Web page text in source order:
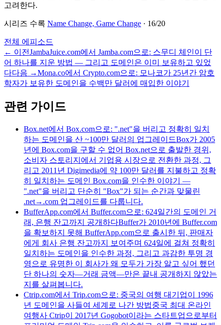
고려한다.
시리즈 수록 Name Change, Game Change · 16/20
전체 에피소드
← 이전JambaJuice.com에서 Jamba.com으로: 스무디 체인이 단
어 하나를 지운 방법 — 그리고 도메인은 이미 보유하고 있었
다다음 →Mona.co에서 Crypto.com으로: 모나코가 25년간 암호
학자가 보유한 도메인을 수백만 달러에 매입한 이야기
관련 가이드
Box.net에서 Box.com으로: ".net"을 버리고 정확히 일치
하는 도메인을 산 ~100만 달러의 업그레이드Box가 2005
년에 Box.com을 구할 수 없어 Box.net으로 출발한 경위,
소비자 스토리지에서 기업용 시장으로 전환한 과정, 그
리고 2011년 Digimedia에 약 100만 달러를 지불하고 정확
히 일치하는 도메인 Box.com을 인수한 이야기 —
".net"을 버리고 단순히 "Box"가 되는 순간과 맞물린
.net→.com 업그레이드를 다룹니다.
BufferApp.com에서 Buffer.com으로: 624일간의 도메인 거
래, 은행 잔고까지 공개하다Buffer가 2010년에 Buffer.com
을 확보하지 못해 BufferApp.com으로 출시한 뒤, 판매자
에게 회사 은행 잔고까지 보여주며 624일에 걸쳐 정확히
일치하는 도메인을 인수한 과정, 그리고 과감한 투명 경
영으로 유명한 이 회사가 왜 모두가 가장 알고 싶어 했던
단 하나의 숫자—거래 금액—만은 끝내 공개하지 않았는
지를 살펴봅니다.
Ctrip.com에서 Trip.com으로: 중국의 여행 대기업이 1996
년 도메인을 사들여 세계로 나간 방법중국 최대 온라인
여행사 Ctrip이 2017년 Gogobot이라는 스타트업으로부터